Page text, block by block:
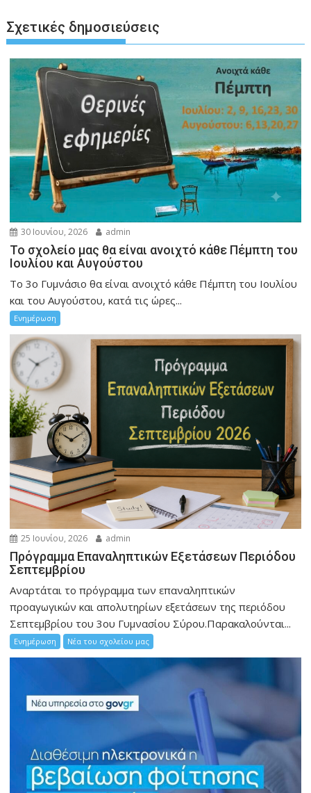
Σχετικές δημοσιεύσεις
30 Ιουνίου, 2026 admin
Το σχολείο μας θα είναι ανοιχτό κάθε Πέμπτη του
Ιουλίου και Αυγούστου
Το 3ο Γυμνάσιο θα είναι ανοιχτό κάθε Πέμπτη του Ιουλίου
και του Αυγούστου, κατά τις ώρες...
Ενημέρωση
25 Ιουνίου, 2026 admin
Πρόγραμμα Επαναληπτικών Εξετάσεων Περιόδου
Σεπτεμβρίου
Αναρτάται το πρόγραμμα των επαναληπτικών
προαγωγικών και απολυτηρίων εξετάσεων της περιόδου
Σεπτεμβρίου του 3ου Γυμνασίου Σύρου.Παρακαλούνται...
Ενημέρωση Νέα του σχολείου μας